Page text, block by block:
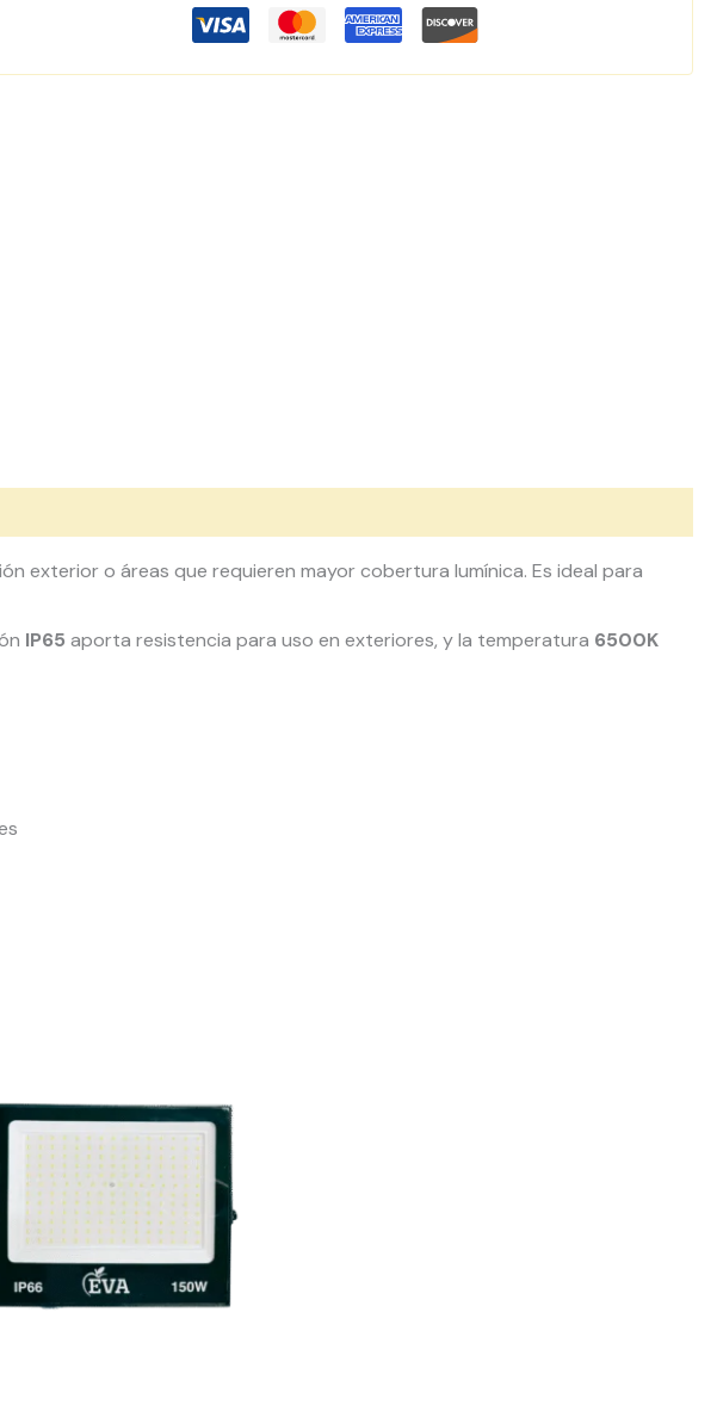
exterior o áreas que requieren mayor cobertura lumínica. Es ideal para
IP65 aporta resistencia para uso en exteriores, y la temperatura 6500K